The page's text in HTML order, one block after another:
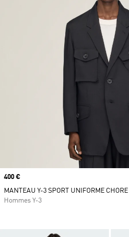
Prix
400 €
MANTEAU Y-3 SPORT UNIFORME CHORE
Hommes Y-3